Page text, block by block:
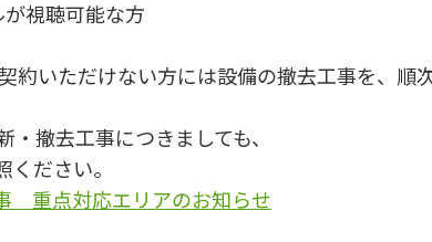
視聴可能な方
いただけない方には設備の撤去工事を、順次
撤去工事につきましても、
ださい。
重点対応エリアのお知らせ